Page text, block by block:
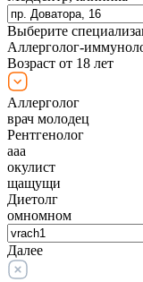
Выберите
Аллерголог-
Возраст от 18 лет
Аллерголог
врач молодец
Рентгенолог
ааа
окулист
щащущи
Диетолг
омномном
Далее